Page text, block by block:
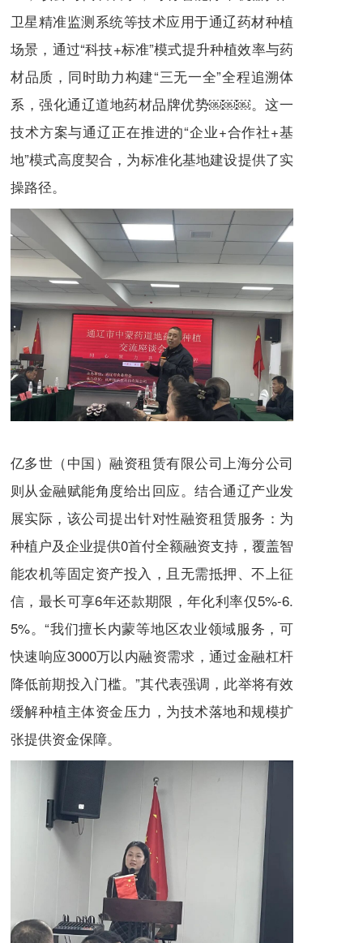
卫星精准监测系统等技术应用于通辽药材种植
场景，通过“科技+标准”模式提升种植效率与药
材品质，同时助力构建“三无一全”全程追溯体
系，强化通辽道地药材品牌优势￼￼￼。这一
技术方案与通辽正在推进的“企业+合作社+基
地”模式高度契合，为标准化基地建设提供了实
操路径。
亿多世（中国）融资租赁有限公司上海分公司
则从金融赋能角度给出回应。结合通辽产业发
展实际，该公司提出针对性融资租赁服务：为
种植户及企业提供0首付全额融资支持，覆盖智
能农机等固定资产投入，且无需抵押、不上征
信，最长可享6年还款期限，年化利率仅5%-6.
5%。“我们擅长内蒙等地区农业领域服务，可
快速响应3000万以内融资需求，通过金融杠杆
降低前期投入门槛。”其代表强调，此举将有效
缓解种植主体资金压力，为技术落地和规模扩
张提供资金保障。